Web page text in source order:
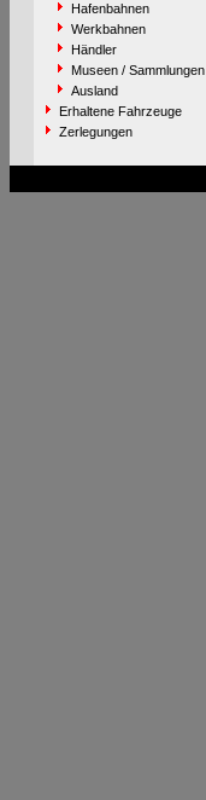
Hafenbahnen
Werkbahnen
Händler
Museen / Sammlungen
Ausland
Erhaltene Fahrzeuge
Zerlegungen